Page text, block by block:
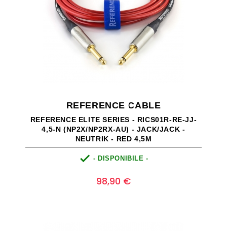
REFERENCE CABLE
REFERENCE ELITE SERIES - RICS01R-RE-JJ-
4,5-N (NP2X/NP2RX-AU) - JACK/JACK -
NEUTRIK - RED 4,5M
 - DISPONIBILE -
98,90 €